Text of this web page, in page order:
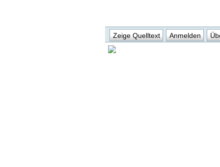
Zeige Quelltext Anmelden